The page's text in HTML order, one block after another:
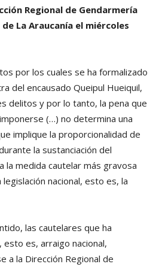
Regional de Gendarmería
La Araucanía el miércoles
por los cuales se ha formalizado
del encausado Queipul Hueiquil,
delitos y por lo tanto, la pena que
(…) no determina una
implique la proporcionalidad de
la sustanciación del
la medida cautelar más gravosa
nacional, esto es, la
las cautelares que ha
es, arraigo nacional,
a la Dirección Regional de